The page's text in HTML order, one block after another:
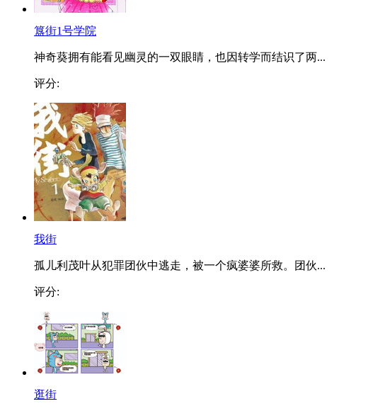
簋街1号学院
神奇葵拥有能看见幽灵的一双眼睛，也因转学而结识了两...
评分:
我街
孤儿利茂叶从犯罪团伙中逃走，被一个疯婆婆所救。团伙...
评分:
逛街